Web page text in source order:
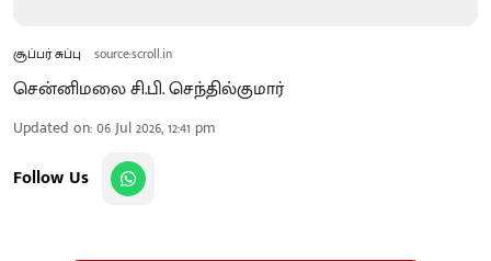
சூப்பர் சுப்பு source:scroll.in
சென்னிமலை சி.பி. செந்தில்குமார்
Updated on:06 Jul 2026, 12:41 pm
Follow Us